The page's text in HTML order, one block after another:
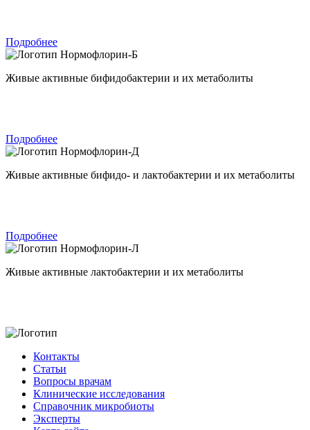
Подробнее
Нормофлорин-Б
Живые активные бифидобактерии и их метаболиты
Подробнее
Нормофлорин-Д
Живые активные бифидо- и лактобактерии и их метаболиты
Подробнее
Нормофлорин-Л
Живые активные лактобактерии и их метаболиты
Контакты
Статьи
Вопросы врачам
Клинические исследования
Справочник микробиоты
Эксперты